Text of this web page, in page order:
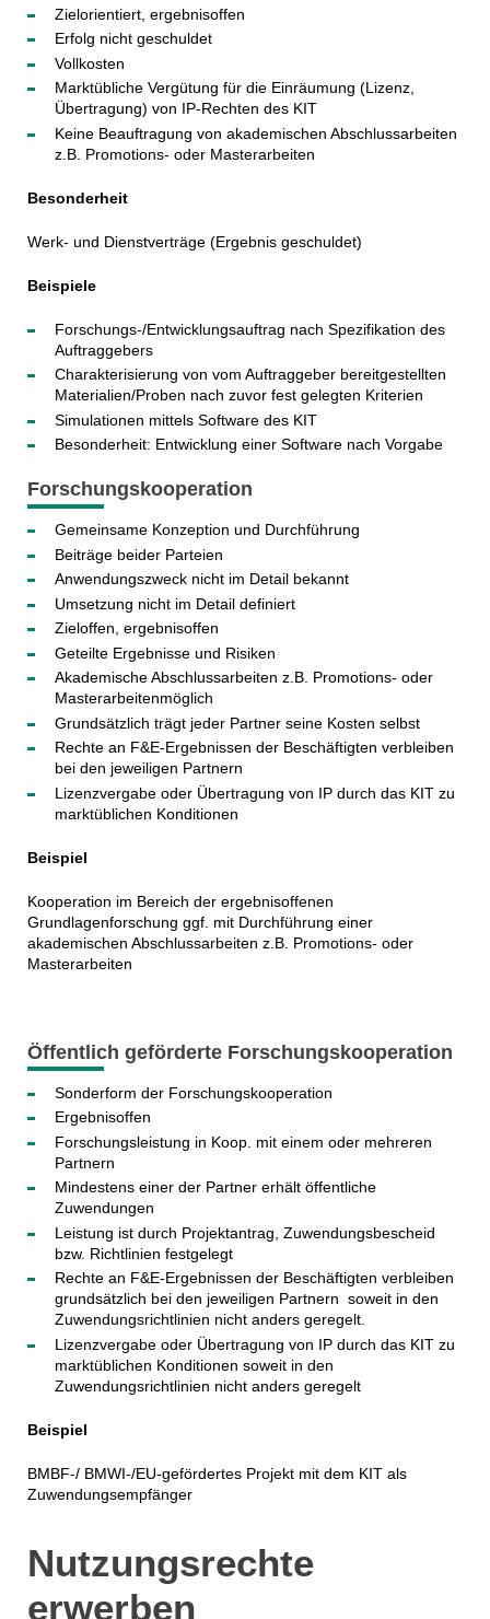
Zielorientiert, ergebnisoffen
Erfolg nicht geschuldet
Vollkosten
Marktübliche Vergütung für die Einräumung (Lizenz,
Übertragung) von IP-Rechten des KIT
Keine Beauftragung von akademischen Abschlussarbeiten
z.B. Promotions- oder Masterarbeiten
Besonderheit
Werk- und Dienstverträge (Ergebnis geschuldet)
Beispiele
Forschungs-/Entwicklungsauftrag nach Spezifikation des
Auftraggebers
Charakterisierung von vom Auftraggeber bereitgestellten
Materialien/Proben nach zuvor fest gelegten Kriterien
Simulationen mittels Software des KIT
Besonderheit: Entwicklung einer Software nach Vorgabe
Forschungskooperation
Gemeinsame Konzeption und Durchführung
Beiträge beider Parteien
Anwendungszweck nicht im Detail bekannt
Umsetzung nicht im Detail definiert
Zieloffen, ergebnisoffen
Geteilte Ergebnisse und Risiken
Akademische Abschlussarbeiten z.B. Promotions- oder
Masterarbeitenmöglich
Grundsätzlich trägt jeder Partner seine Kosten selbst
Rechte an F&E-Ergebnissen der Beschäftigten verbleiben
bei den jeweiligen Partnern
Lizenzvergabe oder Übertragung von IP durch das KIT zu
marktüblichen Konditionen
Beispiel
Kooperation im Bereich der ergebnisoffenen
Grundlagenforschung ggf. mit Durchführung einer
akademischen Abschlussarbeiten z.B. Promotions- oder
Masterarbeiten
Öffentlich geförderte Forschungskooperation
Sonderform der Forschungskooperation
Ergebnisoffen
Forschungsleistung in Koop. mit einem oder mehreren
Partnern
Mindestens einer der Partner erhält öffentliche
Zuwendungen
Leistung ist durch Projektantrag, Zuwendungsbescheid
bzw. Richtlinien festgelegt
Rechte an F&E-Ergebnissen der Beschäftigten verbleiben
grundsätzlich bei den jeweiligen Partnern soweit in den
Zuwendungsrichtlinien nicht anders geregelt.
Lizenzvergabe oder Übertragung von IP durch das KIT zu
marktüblichen Konditionen soweit in den
Zuwendungsrichtlinien nicht anders geregelt
Beispiel
BMBF-/ BMWI-/EU-gefördertes Projekt mit dem KIT als
Zuwendungsempfänger
Nutzungsrechte
erwerben